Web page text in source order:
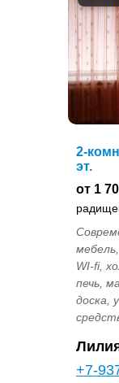
2-
эт.
от 1
WI-fi,
печь,
доска,
+7-